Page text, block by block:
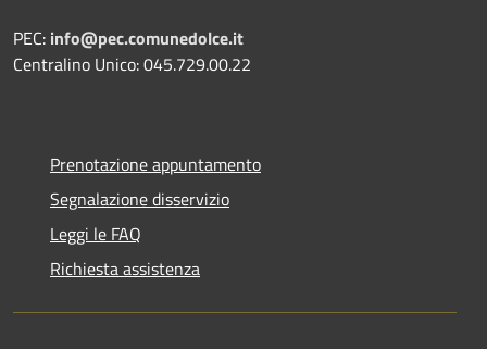
PEC: info@pec.comunedolce.it
Centralino Unico: 045.729.00.22
Prenotazione appuntamento
Segnalazione disservizio
Leggi le FAQ
Richiesta assistenza